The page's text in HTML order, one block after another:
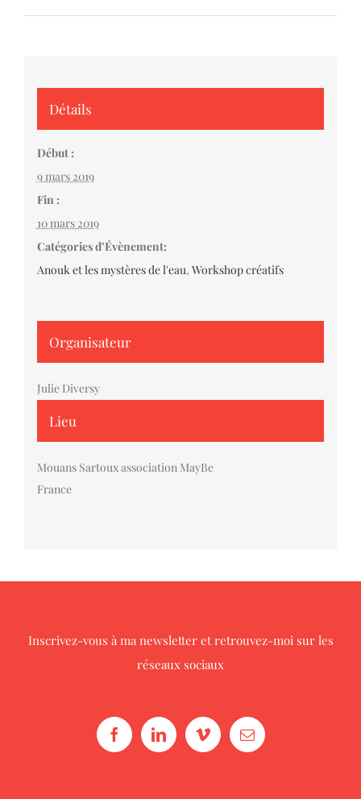
Détails
Début :
9 mars 2019
Fin :
10 mars 2019
Catégories d’Évènement:
Anouk et les mystères de l'eau, Workshop créatifs
Lieu
Mouans Sartoux association MayBe
France
Organisateur
Julie Diversy
Inscrivez-vous à ma newsletteret retrouvez-moi sur les
réseaux sociaux